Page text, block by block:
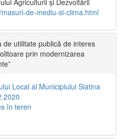
de-mediu-si-clima.html
utilitate publică de interes
prin modernizarea
Local al Municipiului Slatina
în teren